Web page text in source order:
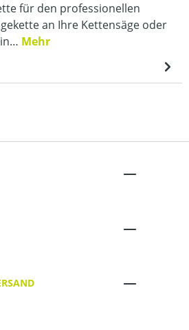
für den professionellen
an Ihre Kettensäge oder
Mehr